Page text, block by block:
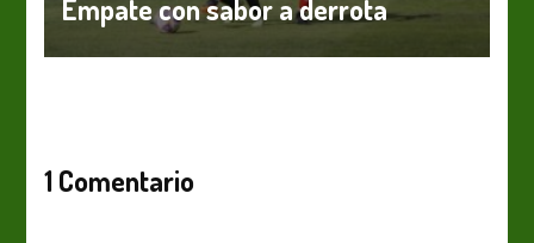
Empate con sabor a derrota
1 Comentario